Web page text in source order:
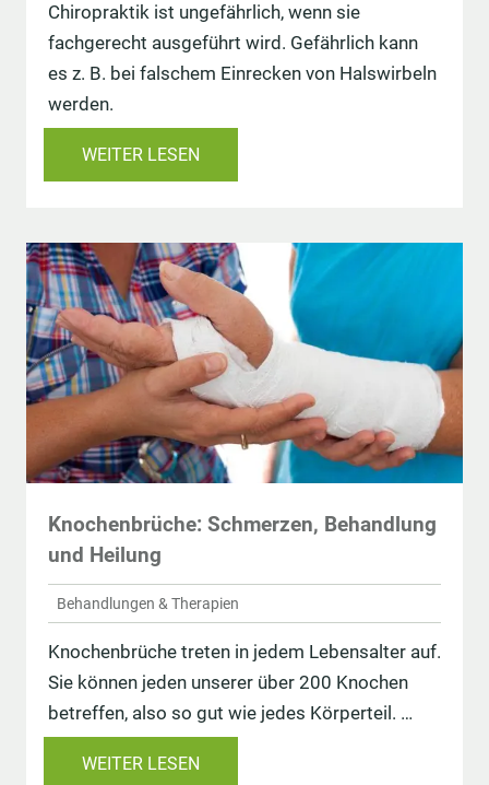
Chiropraktik ist ungefährlich, wenn sie
fachgerecht ausgeführt wird. Gefährlich kann
es z. B. bei falschem Einrecken von Halswirbeln
werden.
WEITER LESEN
Knochenbrüche: Schmerzen, Behandlung
und Heilung
Behandlungen & Therapien
Knochenbrüche treten in jedem Lebensalter auf.
Sie können jeden unserer über 200 Knochen
betreffen, also so gut wie jedes Körperteil. …
WEITER LESEN